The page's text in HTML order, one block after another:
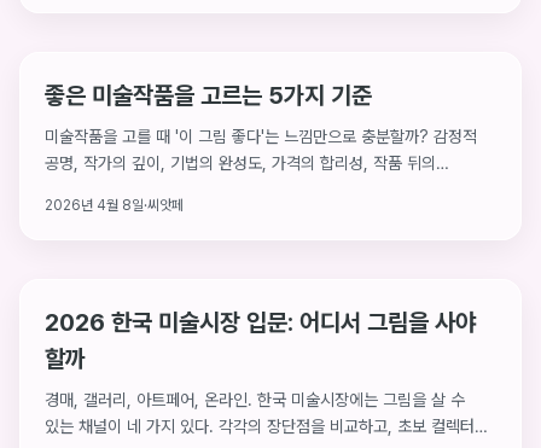
좋은 미술작품을 고르는 5가지 기준
미술작품을 고를 때 '이 그림 좋다'는 느낌만으로 충분할까? 감정적
공명, 작가의 깊이, 기법의 완성도, 가격의 합리성, 작품 뒤의
있으면 선택이 달라진다.
2026년 4월 8일·씨앗페
2026 한국 미술시장 입문: 어디서 그림을 사야
할까
경매, 갤러리, 아트페어, 온라인. 한국 미술시장에는 그림을 살 수
있는 채널이 네 가지 있다. 각각의 장단점을 비교하고, 초보 컬렉터가